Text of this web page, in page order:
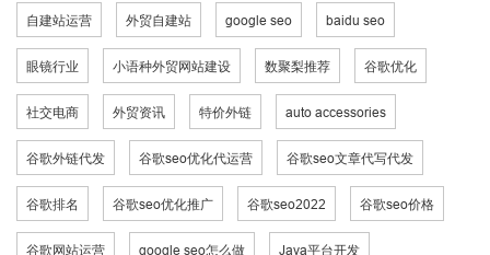
自建站运营 外贸自建站 google seo baidu seo
眼镜行业 小语种外贸网站建设 数聚梨推荐 谷歌优化
社交电商 外贸资讯 特价外链 auto accessories
谷歌外链代发 谷歌seo优化代运营 谷歌seo文章代写代发
谷歌排名 谷歌seo优化推广 谷歌seo2022 谷歌seo价格
谷歌网站运营 google seo怎么做 Java平台开发